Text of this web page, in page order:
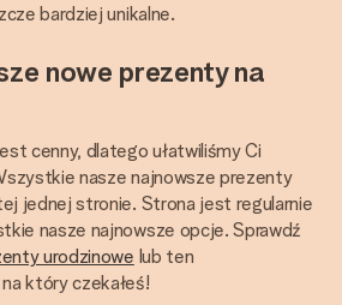
bardziej unikalne.
nowe prezenty na
cenny, dlatego ułatwiliśmy Ci
nasze najnowsze prezenty
jednej stronie. Strona jest regularnie
nasze najnowsze opcje. Sprawdź
urodzinowe lub ten
na który czekałeś!